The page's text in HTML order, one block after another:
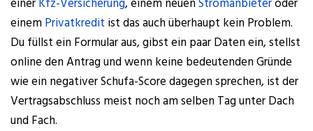
einerKfz-Ver­si­che­rung, einem neu­enStrom­an­bie­teroder
einemPri­vat­kre­dit ist das auch über­haupt kein Pro­blem.
Du füllst ein For­mu­lar aus, gibst ein paar Daten ein, stellst
online den Antrag und wenn kei­ne bedeu­ten­den Grün­de
wie ein nega­ti­ver Schufa-Score dage­gen spre­chen, ist der
Ver­trags­ab­schluss meist noch am sel­ben Tag unter Dach
und Fach.